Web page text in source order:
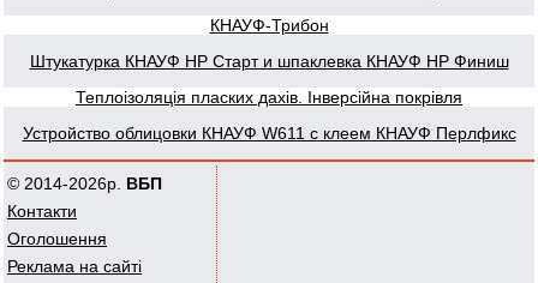
КНАУФ-Трибон
Штукатурка КНАУФ НР Старт и шпаклевка КНАУФ НР Финиш
Теплоізоляція пласких дахів. Інверсійна покрівля
Устройство облицовки КНАУФ W611 с клеем КНАУФ Перлфикс
© 2014-2026р. ВБП
Контакти
Оголошення
Реклама на сайті